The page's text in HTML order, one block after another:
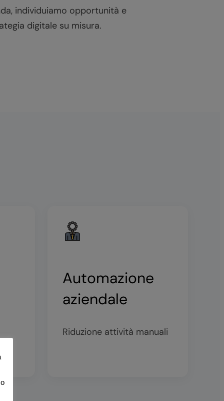
individuiamo opportunità e
digitale su misura.
Automazione
aziendale
Riduzione attività manuali